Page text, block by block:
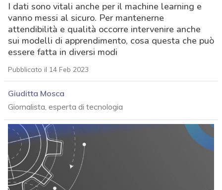
I dati sono vitali anche per il machine learning e
vanno messi al sicuro. Per mantenerne
attendibilità e qualità occorre intervenire anche
sui modelli di apprendimento, cosa questa che può
essere fatta in diversi modi
Pubblicato il 14 Feb 2023
Giuditta Mosca
Giornalista, esperta di tecnologia